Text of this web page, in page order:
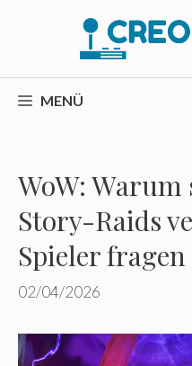
MENÜ
WoW: Warum
Story-Raids
Spieler fragen
02/04/2026